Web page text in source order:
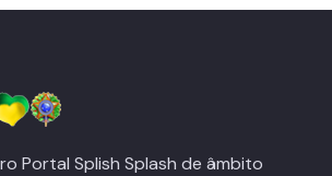
Portal Splish Splash de âmbito